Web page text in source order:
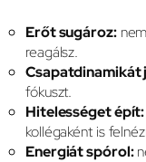
Erőt sugároz:
reagálsz.
Csapatdinamikát
fókuszt.
Hitelességet épít:
kollégaként is
Energiát spórol: